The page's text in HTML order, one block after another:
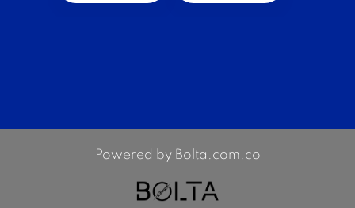
Powered by Bolta.com.co